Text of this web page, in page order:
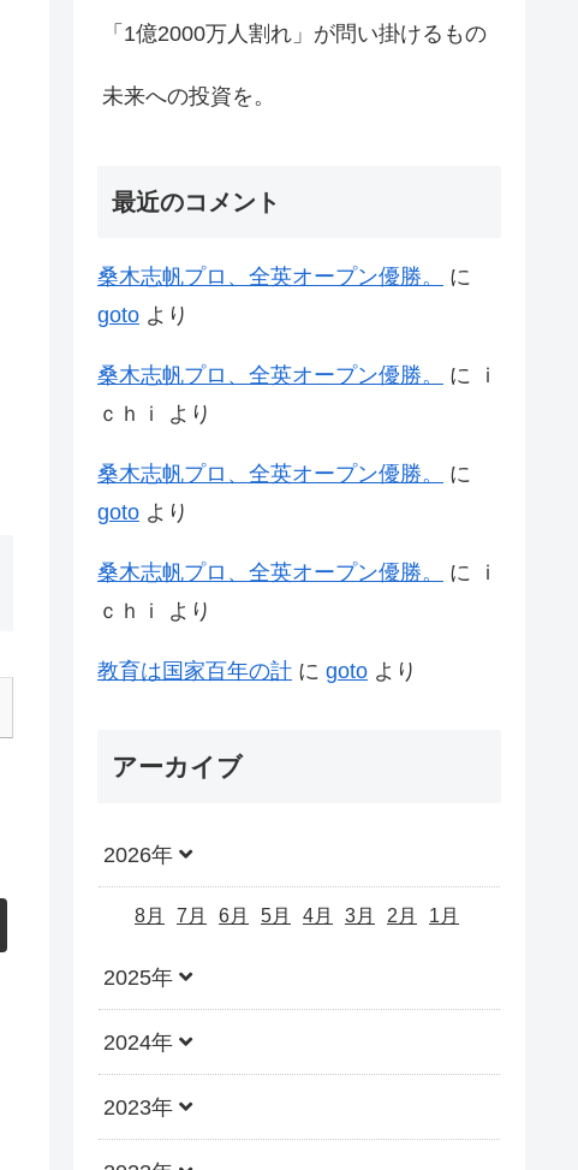
「1億2000万人割れ」が問い掛けるもの
未来への投資を。
最近のコメント
桑木志帆プロ、全英オープン優勝。
に
goto より
桑木志帆プロ、全英オープン優勝。 に
ｉ
ｃｈｉ
より
桑木志帆プロ、全英オープン優勝。
に
goto より
桑木志帆プロ、全英オープン優勝。 に
ｉ
ｃｈｉ
より
教育は国家百年の計 に goto より
アーカイブ
2026年
8月 7月 6月 5月 4月 3月 2月 1月
2025年
2024年
2023年